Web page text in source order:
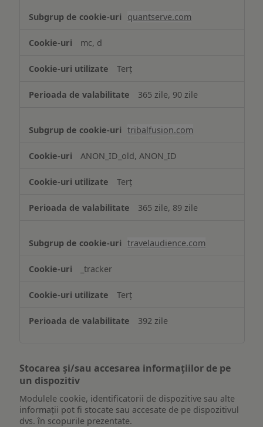
quantserve.com
mc, d
Terț
365 zile, 90 zile
tribalfusion.com
ANON_ID_old, ANON_ID
Terț
365 zile, 89 zile
travelaudience.com
_tracker
Terț
392 zile
Stocarea și/sau accesarea informațiilor de pe
un dispozitiv
Modulele cookie, identificatorii de dispozitive sau alte
informații pot fi stocate sau accesate de pe dispozitivul
dvs. în scopurile prezentate.